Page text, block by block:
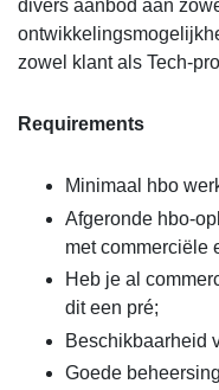
divers aanbod aan
zowel klant als Tech-
Requirements
Minimaal hbo
Afgeronde hbo-
met commerciële
Heb je al
dit een pré;
Beschikbaarheid
Goede